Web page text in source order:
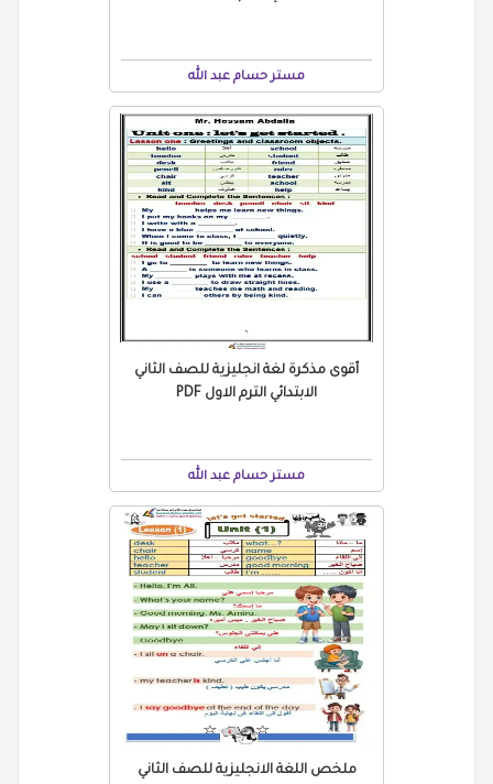
مستر حسام عبد الله
أقوى مذكرة لغة انجليزية للصف الثاني
الابتدائي الترم الاول PDF
مستر حسام عبد الله
ملخص اللغة الانجليزية للصف الثاني